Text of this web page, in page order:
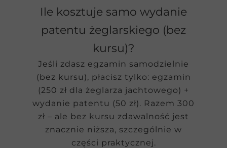
Ile kosztuje samo wydanie
patentu żeglarskiego (bez
kursu)?
Jeśli zdasz egzamin samodzielnie
(bez kursu), płacisz tylko: egzamin
(250 zł dla żeglarza jachtowego) +
wydanie patentu (50 zł). Razem 300
zł – ale bez kursu zdawalność jest
znacznie niższa, szczególnie w
części praktycznej.